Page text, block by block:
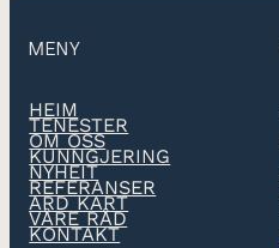
MENY
HEIM
TENESTER
OM OSS
KUNNGJERING
NYHEIT
REFERANSER
ARD KART
VÅRE RÅD
KONTAKT